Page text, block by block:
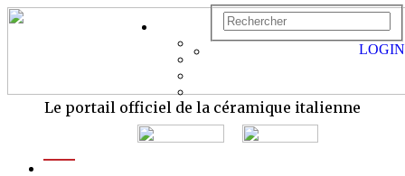
Le portail officiel de la céramique italienne
LOGIN